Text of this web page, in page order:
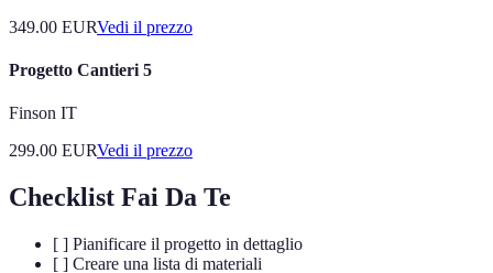
349.00 EURVedi il prezzo
Progetto Cantieri 5
Finson IT
299.00 EURVedi il prezzo
Checklist Fai Da Te
[ ] Pianificare il progetto in dettaglio
[ ] Creare una lista di materiali